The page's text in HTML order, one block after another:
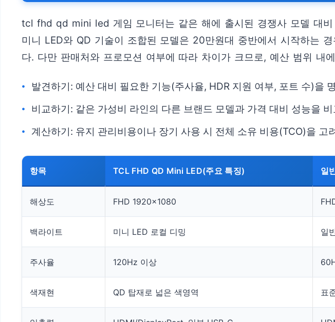
tcl fhd qd mini led 게임 모니터는 같은 해에 출시된 경쟁사 모델 대
미니 LED와 QD 기술이 조합된 모델은 20만원대 중반에서 시작하는
다. 다만 판매처와 프로모션 여부에 따라 차이가 크므로, 예산 범위 내
발견하기: 예산 대비 필요한 기능(주사율, HDR 지원 여부, 포트 수)을
비교하기: 같은 가성비 라인의 다른 브랜드 모델과 가격 대비 성능을
계산하기: 유지 관리비용이나 장기 사용 시 전체 소유 비용(TCO)을 고
항목 TCL FHD QD Mini LED(주요 특징) 일
해상도 FHD 1920×1080
백라이트 미니 LED 로컬 디밍 일
주사율 120Hz 이상
색재현 QD 탑재로 넓은 색영역 표